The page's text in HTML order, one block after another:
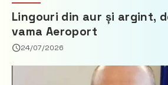
Lingouri din aur și argint,
vama Aeroport
24/07/2026